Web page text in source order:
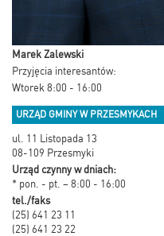
Marek Zalewski
Przyjęcia interesantów:
Wtorek 8:00 - 16:00
URZĄD GMINY W PRZESMYKACH
ul. 11 Listopada 13
08-109 Przesmyki
Urząd czynny w dniach:
* pon. - pt. – 8:00 - 16:00
tel./faks
(25) 641 23 11
(25) 641 23 22